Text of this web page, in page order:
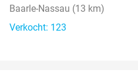
Baarle-Nassau (13 km)
Verkocht: 123